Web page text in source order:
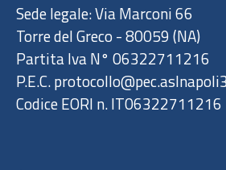
Sede legale: Via Marconi 66
Torre del Greco - 80059 (NA)
Partita Iva N° 06322711216
P.E.C.
Codice EORI n. IT06322711216